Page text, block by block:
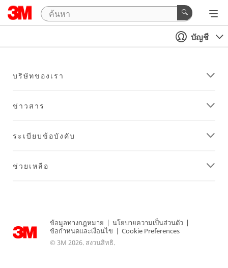
บัญชี
บริษัทของเรา
ข่าวสาร
ระเบียบข้อบังคับ
ช่วยเหลือ
ข้อมูลทางกฎหมาย | นโยบายความเป็นส่วนตัว |
ข้อกำหนดและเงื่อนไข | Cookie Preferences
© 3M 2026. สงวนสิทธิ.